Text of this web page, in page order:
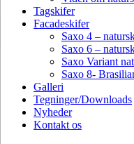
Tagskifer
Facadeskifer
Saxo 4 –
Saxo 6 –
Saxo Variant
Saxo 8-
Galleri
Tegninger/Downloads
Nyheder
Kontakt os